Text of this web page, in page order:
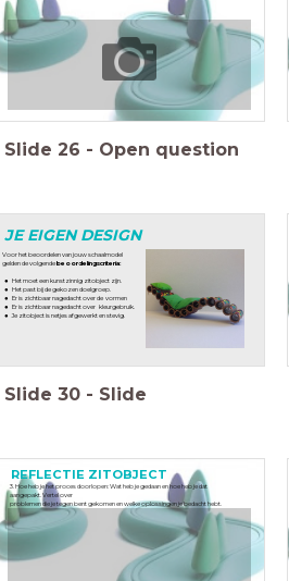
Slide 26 - Open question
Voor het beoordelen van jouw schaalmodel
gelden de volgendebeoordelingscriteria:
Het moet een kunstzinnig zitobject zijn.
Het past bij de gekozen doelgroep.
Er is zichtbaar nagedacht over de vormen
Er is zichtbaar nagedacht over kleurgebruik.
Je zitobject is netjes afgewerkt en stevig.
JE EIGEN DESIGN
Slide 30 - Slide
REFLECTIE ZITOBJECT
3. Hoe heb je het proces doorlopen: Wat heb je gedaan en hoe heb je dat
aangepakt. Vertel over
problemen die je tegen bent gekomen en welke oplossingen je bedacht hebt.